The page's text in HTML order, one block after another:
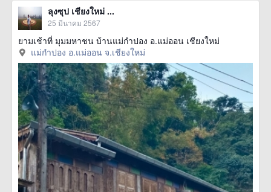
ลุงซุป เชียงใหม่ ...
25 มีนาคม 2567
ยามเช้าที่ มุมมหาชน บ้านแม่กำปอง อ.แม่ออน เชียงใหม่
แม่กำปอง อ.แม่ออน จ.เชียงใหม่